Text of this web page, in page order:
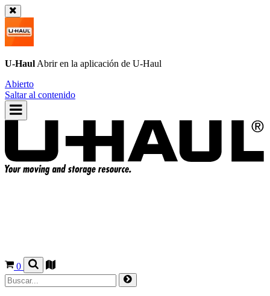
U-Haul Abrir en la aplicación de U-Haul
Abierto
Saltar al contenido
0